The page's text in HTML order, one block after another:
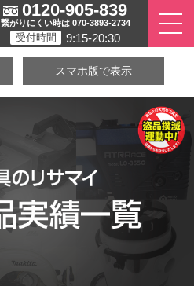
0120-905-839
繋がりにくい時は 070-3893-2734
受付時間 9:15-20:30
スマホ版で表示